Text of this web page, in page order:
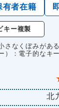
有者在籍
キー複製
さなくぼみがあ
：電子的なキ
北